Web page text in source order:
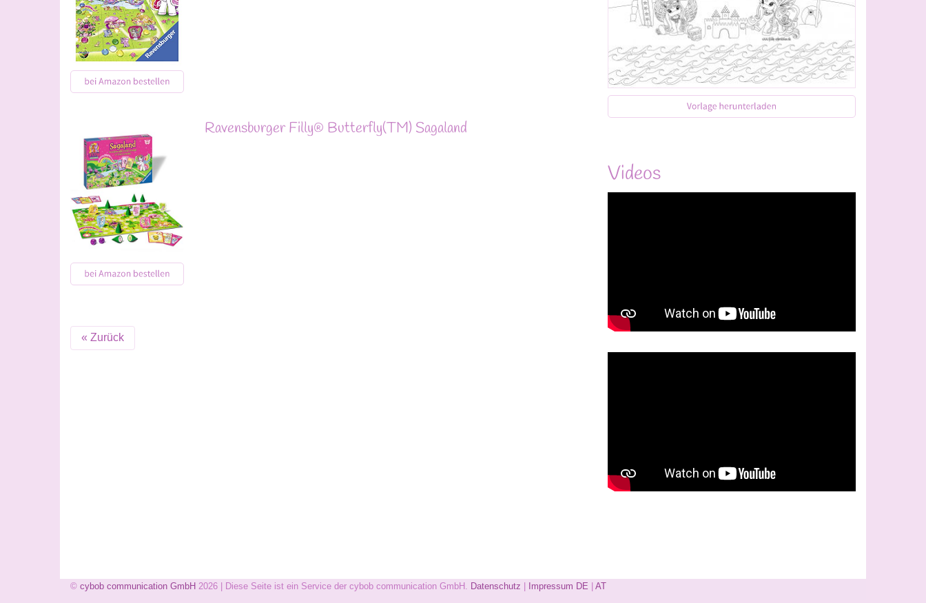
Ravensburger Filly® Butterfly(TM) Sagaland
« Zurück
Videos
© cybob communication GmbH 2026 | Diese Seite ist ein Service der cybob communication GmbH. Datenschutz | Impressum DE | AT